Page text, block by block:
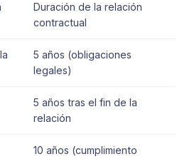
Duración de la relación
contractual
5 años (obligaciones
legales)
5 años tras el fin de la
relación
10 años (cumplimiento